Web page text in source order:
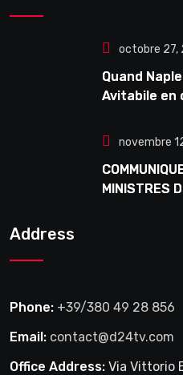
octobre 27,
Quand
Avitabile en
novembre
MINISTRES
Address
Phone: +39/380 49 28 856
Email: contact@d24tv.com
Office Address: Via Vittorio